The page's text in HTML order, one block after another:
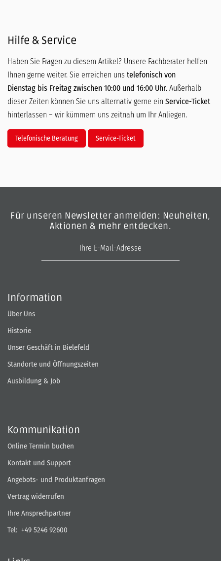
Hilfe & Service
Haben Sie Fragen zu diesem Artikel? Unsere Fachberater helfen
Ihnen gerne weiter. Sie erreichen uns telefonisch von
Dienstag bis Freitag zwischen 10:00 und 16:00 Uhr. Außerhalb
dieser Zeiten können Sie uns alternativ gerne ein Service-Ticket
hinterlassen – wir kümmern uns zeitnah um Ihr Anliegen.
Telefonische Beratung Service-Ticket
Für unseren Newsletter anmelden: Neuheiten,
Aktionen & mehr entdecken.
Information
Über Uns
Historie
Unser Geschäft in Bielefeld
Standorte und Öffnungszeiten
Ausbildung & Job
Kommunikation
Online Termin buchen
Kontakt und Support
Angebots- und Produktanfragen
Vertrag widerrufen
Ihre Ansprechpartner
Tel: +49 5246 92600